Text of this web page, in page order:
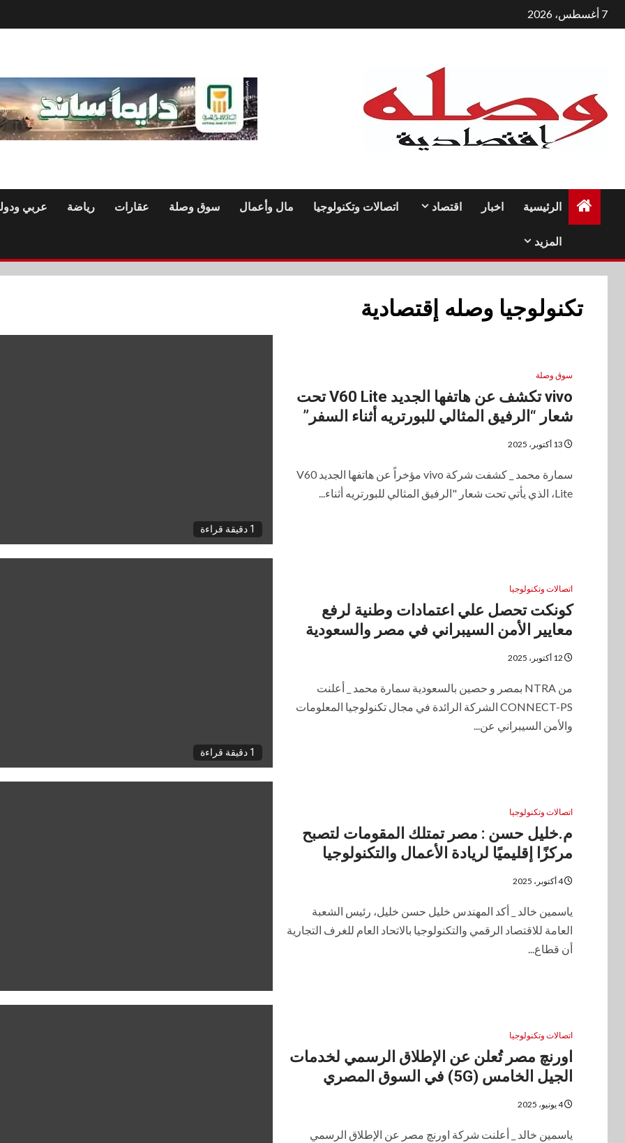
التجاوز
إلى
7 أغسطس، 2026
الرئيسية اخبار اقتصاد اتصالات وتكنولوجيا مال وأعمال سوق وصلة عقارات رياضة عربي
المزيد
تكنولوجيا وصله إقتصادية
1 دقيقة قراءة
سوق وصلة
vivo تكشف عن هاتفها الجديد V60 Lite تحت
شعار “الرفيق المثالي للبورتريه أثناء السفر”
سمارة محمد _ كشفت شركة vivo مؤخراً عن هاتفها الجديد V60
Lite، الذي يأتي تحت شعار "الرفيق المثالي للبورتريه أثناء...
1 دقيقة قراءة
اتصالات وتكنولوجيا
كونكت تحصل علي اعتمادات وطنية لرفع
معايير الأمن السيبراني في مصر والسعودية
من NTRA بمصر و حصين بالسعودية سمارة محمد _ أعلنت
CONNECT-PS الشركة الرائدة في مجال تكنولوجيا المعلومات
والأمن السيبراني عن...
اتصالات وتكنولوجيا
م.خليل حسن : مصر تمتلك المقومات لتصبح
مركزًا إقليميًا لريادة الأعمال والتكنولوجيا
4 أكتوبر، 2025
ياسمين خالد _ أكد المهندس خليل حسن خليل، رئيس الشعبة
العامة للاقتصاد الرقمي والتكنولوجيا بالاتحاد العام للغرف التجارية
أن قطاع...
اتصالات وتكنولوجيا
اورنچ مصر تُعلن عن الإطلاق الرسمي لخدمات
الجيل الخامس (5G) في السوق المصري
4 يونيو، 2025
ياسمين خالد _ أعلنت شركة اورنچ مصر عن الإطلاق الرسمي